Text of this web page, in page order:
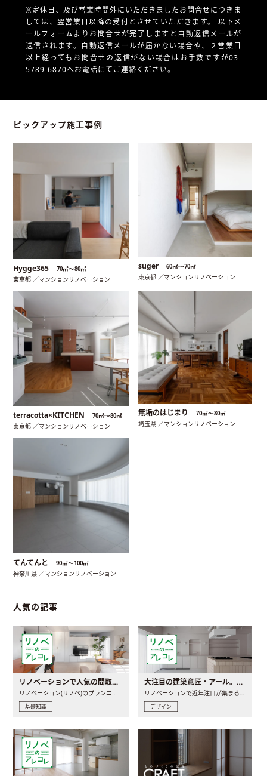
※定休日、及び営業時間外にいただきましたお問合せにつきま
しては、翌営業日以降の受付とさせていただきます。 以下メ
ールフォームよりお問合せが完了しますと自動返信メールが
送信されます。自動返信メールが届かない場合や、
２営業日
以上経ってもお問合せの返信がない場合はお手数ですが03-
5789-6870へお電話にてご連絡ください。
ピックアップ施工事例
Hygge365 70㎡〜80㎡
東京都 ／マンションリノベーション
suger 60㎡〜70㎡
東京都 ／マンションリノベーション
terracotta×KITCHEN 70㎡〜80㎡
東京都 ／マンションリノベーション
無垢のはじまり 70㎡〜80㎡
埼玉県 ／マンションリノベーション
てんてんと 90㎡〜100㎡
神奈川県 ／マンションリノベーション
人気の記事
リノベーションで人気の間取りとは？トレンドの間取りと実例を徹底解説
リノベーション(リノベ)のプランニングで一番最初に決めるのは..
基礎知識
大注目の建築意匠・アール。人気の理由と空間に取り入れるポイント
リノベーションで近年注目が集まる建築意匠の一つであるアール..
デザイン